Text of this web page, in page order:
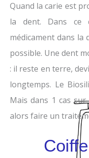
Quand la carie est
la dent. Dans ce
médicament dans la
possible. Une dent
: il reste en terre,
longtemps. Le
Mais dans 1 cas
alors faire un